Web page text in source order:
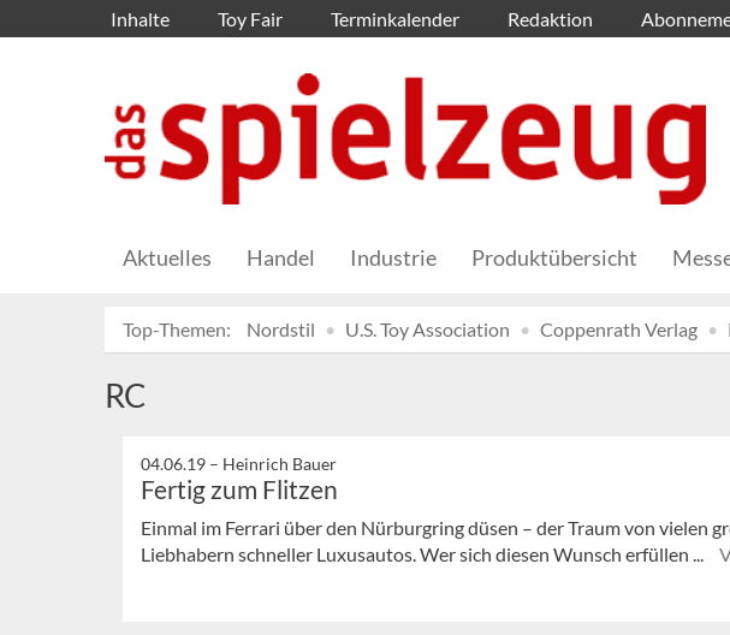
Inhalte Toy Fair Terminkalender Redaktion
Aktuelles Handel Industrie Produktübersicht
Top-Themen: Nordstil U.S. Toy Association Coppenrath Verlag
RC
04.06.19 – Heinrich Bauer
Fertig zum Flitzen
Einmal im Ferrari über den Nürburgring düsen – der Traum von vielen
Liebhabern schneller Luxusautos. Wer sich diesen Wunsch erfüllen ...